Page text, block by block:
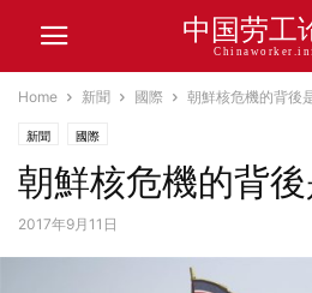
中国劳工
Home 新聞 國際 朝鮮核危機的背後
新聞 國際
朝鮮核危機的背後
2017年9月11日